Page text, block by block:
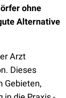
ohne
Alternative
Arzt
Dieses
Gebieten,